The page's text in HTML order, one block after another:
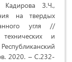
З.Ч.,
на твердых
угля //
и
2020. – С.232-